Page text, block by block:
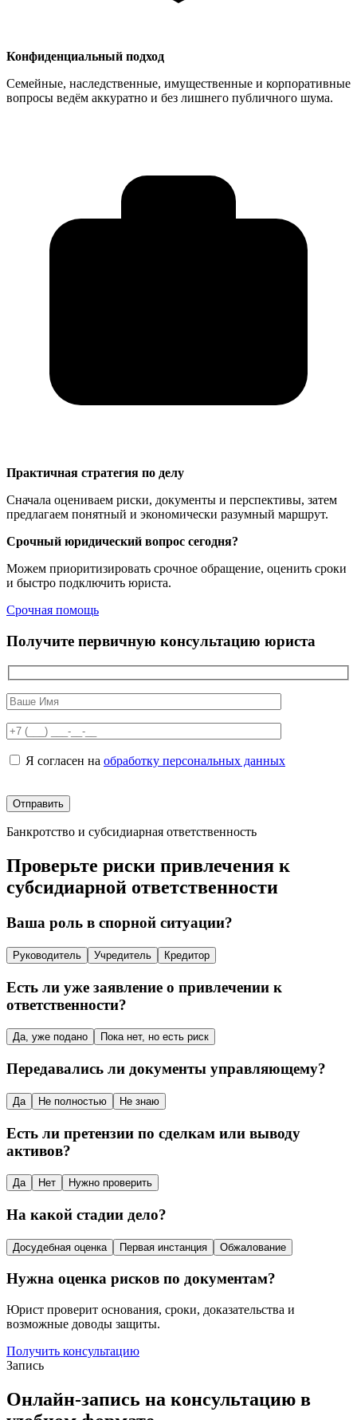
Конфиденциальный подход
Семейные, наследственные, имущественные и корпоративные
вопросы ведём аккуратно и без лишнего публичного шума.
Практичная стратегия по делу
Сначала оцениваем риски, документы и перспективы, затем
предлагаем понятный и экономически разумный маршрут.
Срочный юридический вопрос сегодня?
Можем приоритизировать срочное обращение, оценить сроки
и быстро подключить юриста.
Срочная помощь
Получите первичную консультацию юриста
Я согласен на обработку персональных данных
Банкротство и субсидиарная ответственность
Проверьте риски привлечения к
субсидиарной ответственности
Ваша роль в спорной ситуации?
Руководитель Учредитель Кредитор
Есть ли уже заявление о привлечении к
ответственности?
Да, уже подано Пока нет, но есть риск
Передавались ли документы управляющему?
Да Не полностью Не знаю
Есть ли претензии по сделкам или выводу
активов?
Да Нет Нужно проверить
На какой стадии дело?
Досудебная оценка Первая инстанция Обжалование
Нужна оценка рисков по документам?
Юрист проверит основания, сроки, доказательства и
возможные доводы защиты.
Получить консультацию
Запись
Онлайн-запись на консультацию в